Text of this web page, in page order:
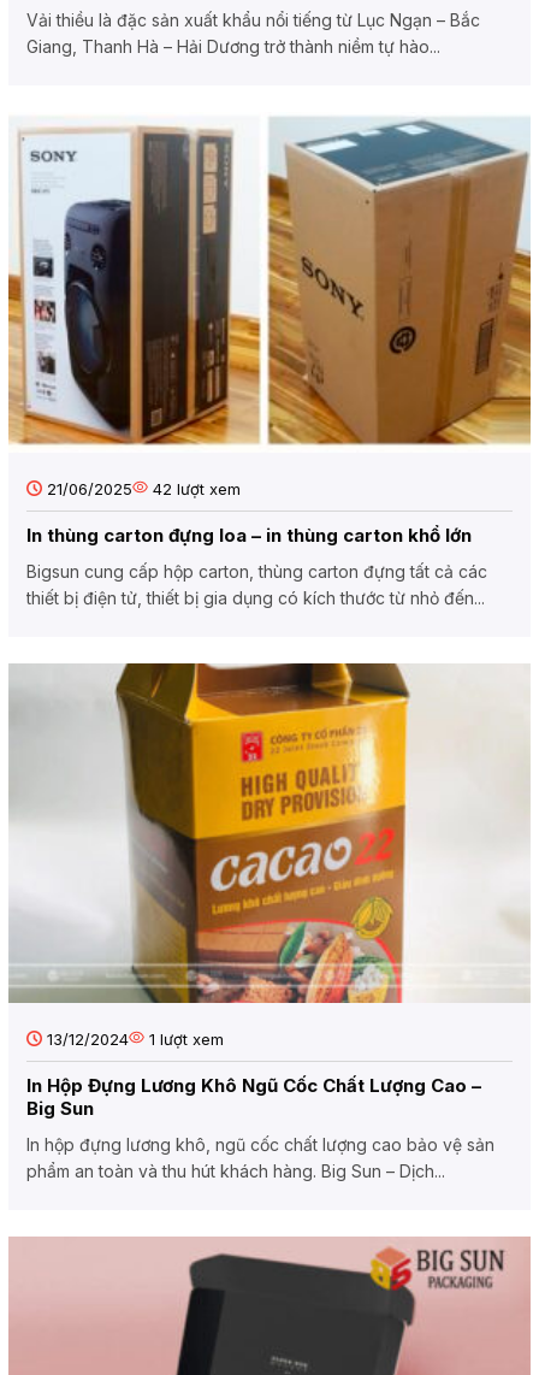
Vải thiều là đặc sản xuất khẩu nổi tiếng từ Lục Ngạn – Bắc
Giang, Thanh Hà – Hải Dương trở thành niềm tự hào...
21/06/2025 42 lượt xem
In thùng carton đựng loa – in thùng carton khổ lớn
Bigsun cung cấp hộp carton, thùng carton đựng tất cả các
thiết bị điện tử, thiết bị gia dụng có kích thước từ nhỏ đến...
13/12/2024 1 lượt xem
In Hộp Đựng Lương Khô Ngũ Cốc Chất Lượng Cao –
Big Sun
In hộp đựng lương khô, ngũ cốc chất lượng cao bảo vệ sản
phẩm an toàn và thu hút khách hàng. Big Sun – Dịch...